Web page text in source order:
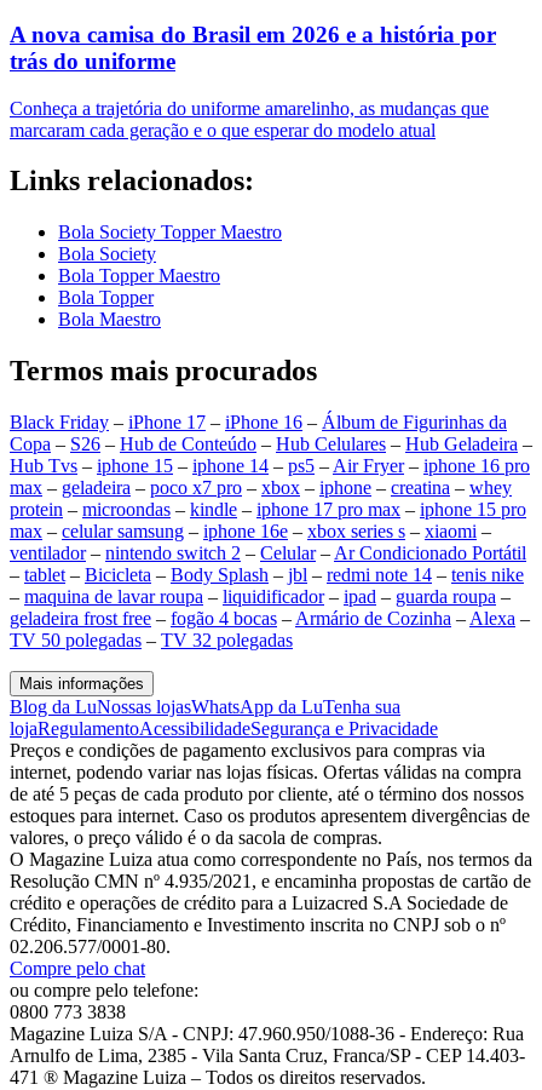
A nova camisa do Brasil em 2026 e a história por
trás do uniforme
Conheça a trajetória do uniforme amarelinho, as mudanças que
marcaram cada geração e o que esperar do modelo atual
Links relacionados:
Bola Society Topper Maestro
Bola Society
Bola Topper Maestro
Bola Topper
Bola Maestro
Termos mais procurados
Black Friday – iPhone 17 – iPhone 16 – Álbum de Figurinhas da
Copa – S26 – Hub de Conteúdo – Hub Celulares – Hub Geladeira –
Hub Tvs – iphone 15 – iphone 14 – ps5 – Air Fryer– iphone 16 pro
max – geladeira – poco x7 pro – xbox – iphone – creatina – whey
protein – microondas – kindle – iphone 17 pro max – iphone 15 pro
max – celular samsung – iphone 16e – xbox series s – xiaomi –
ventilador– nintendo switch 2 – Celular– Ar Condicionado Portátil
– tablet – Bicicleta – Body Splash – jbl – redmi note 14 – tenis nike
– maquina de lavar roupa – liquidificador– ipad – guarda roupa –
geladeira frost free – fogão 4 bocas – Armário de Cozinha – Alexa –
TV 50 polegadas – TV 32 polegadas
Mais informações
Blog da LuNossas lojasWhatsApp da LuTenha sua
lojaRegulamentoAcessibilidadeSegurança e Privacidade
Preços e condições de pagamento exclusivos para compras via
internet, podendo variar nas lojas físicas. Ofertas válidas na compra
de até 5 peças de cada produto por cliente, até o término dos nossos
estoques para internet. Caso os produtos apresentem divergências de
valores, o preço válido é o da sacola de compras.
O Magazine Luiza atua como correspondente no País, nos termos da
Resolução CMN nº 4.935/2021, e encaminha propostas de cartão de
crédito e operações de crédito para a Luizacred S.A Sociedade de
Crédito, Financiamento e Investimento inscrita no CNPJ sob o nº
02.206.577/0001-80.
Compre pelo chat
ou compre pelo telefone:
0800 773 3838
Magazine Luiza S/A - CNPJ: 47.960.950/1088-36 - Endereço: Rua
Arnulfo de Lima, 2385 - Vila Santa Cruz, Franca/SP - CEP 14.403-
471 ® Magazine Luiza – Todos os direitos reservados.